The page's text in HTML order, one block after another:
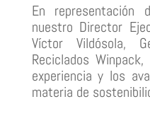
En representación
nuestro Director
Víctor Vildósola,
Reciclados
experiencia y los
materia de